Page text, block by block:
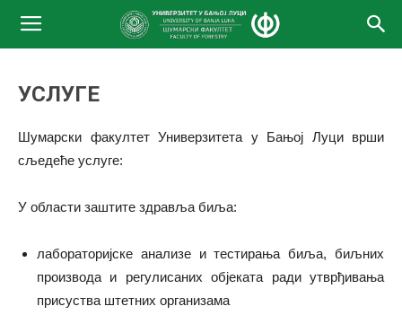
УСЛУГЕ
Шумарски факултет Универзитета у Бањој Луци врши
сљедеће услуге:
У области заштите здравља биља:
лабораторијске анализе и тестирања биља, биљних
производа и регулисаних објеката ради утврђивања
присуства штетних организама